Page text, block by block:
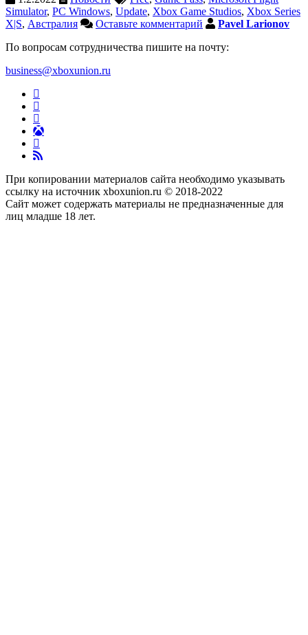
Simulator, PC Windows, Update, Xbox Game Studios, Xbox Series
X|S, Австралия Оставьте комментарий
Pavel Larionov
По вопросам сотрудничества пишите на почту:
business@xboxunion.ru
При копировании материалов сайта необходимо указывать
ссылку на источник xboxunion.ru © 2018-2022
Сайт может содержать материалы не предназначенные для
лиц младше 18 лет.